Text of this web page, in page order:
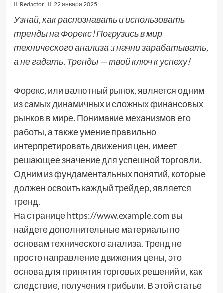
Redactor 22 января 2025
Узнай, как распознавать и использовать
тренды на Форекс! Погрузись в мир
технического анализа и начни зарабатывать,
а не гадать. Тренды — твой ключ к успеху!
Форекс, или валютный рынок, является одним
из самых динамичных и сложных финансовых
рынков в мире. Понимание механизмов его
работы, а также умение правильно
интерпретировать движения цен, имеет
решающее значение для успешной торговли.
Одним из фундаментальных понятий, которые
должен освоить каждый трейдер, является
тренд.
На странице https://www.example.com вы
найдете дополнительные материалы по
основам технического анализа. Тренд не
просто направление движения цены, это
основа для принятия торговых решений и, как
следствие, получения прибыли. В этой статье